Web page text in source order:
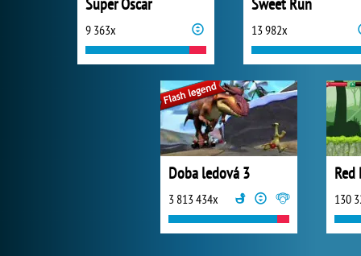
9 363x 13 982x
Doba ledová 3
3 813 434x 130